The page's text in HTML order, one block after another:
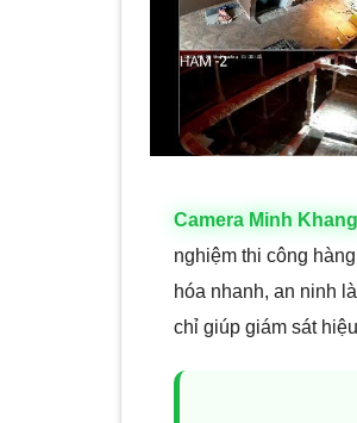
Camera Minh Khang
nghiệm thi công
hóa nhanh, an ninh
chỉ giúp giám sát